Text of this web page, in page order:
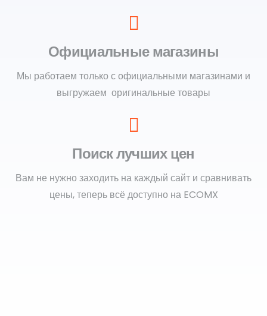
Официальные магазины
Мы работаем только с официальными магазинами и
выгружаем оригинальные товары
Поиск лучших цен
Вам не нужно заходить на каждый сайт и сравнивать
цены, теперь всё доступно на ECOMX